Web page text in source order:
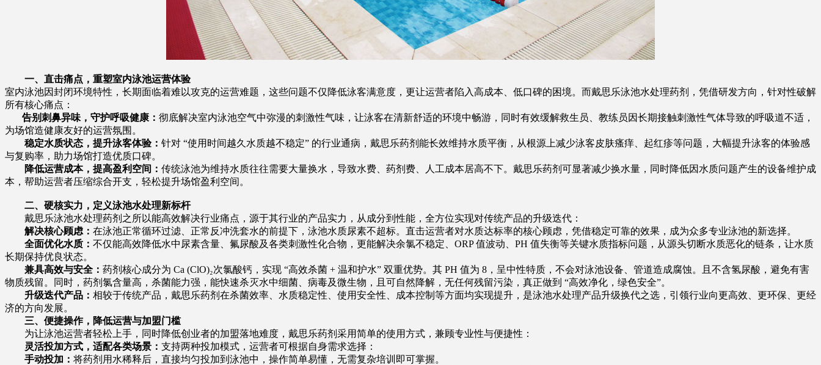
一、直击痛点，重塑室内泳池运营体验
室内泳池因封闭环境特性，长期面临着难以攻克的运营难题，这些问题不仅降低泳客满意度，更让运营者陷入高成本、低口碑的困境。而戴思乐泳池水处理药剂，凭借研发方向，针对性破解
所有核心痛点：
告别刺鼻异味，守护呼吸健康： 彻底解决室内泳池空气中弥漫的刺激性气味，让泳客在清新舒适的环境中畅游，同时有效缓解救生员、教练员因长期接触刺激性气体导致的呼吸道不适，
为场馆造健康友好的运营氛围。
稳定水质状态，提升泳客体验： 针对 “使用时间越久水质越不稳定” 的行业通病，戴思乐药剂能长效维持水质平衡，从根源上减少泳客皮肤瘙痒、起红疹等问题，大幅提升泳客的体验感
与复购率，助力场馆打造优质口碑。
降低运营成本，提高盈利空间： 传统泳池为维持水质往往需要大量换水，导致水费、药剂费、人工成本居高不下。戴思乐药剂可显著减少换水量，同时降低因水质问题产生的设备维护成
本，帮助运营者压缩综合开支，轻松提升场馆盈利空间。
二、硬核实力，定义泳池水处理新标杆
戴思乐泳池水处理药剂之所以能高效解决行业痛点，源于其行业的产品实力，从成分到性能，全方位实现对传统产品的升级迭代：
解决核心顾虑： 在泳池正常循环过滤、正常反冲洗套水的前提下，泳池水质尿素不超标。直击运营者对水质达标率的核心顾虑，凭借稳定可靠的效果，成为众多专业泳池的新选择。
全面优化水质： 不仅能高效降低水中尿素含量、氟尿酸及各类刺激性化合物，更能解决余氯不稳定、ORP 值波动、PH 值失衡等关键水质指标问题，从源头切断水质恶化的链条，让水质
长期保持优良状态。
兼具高效与安全： 药剂核心成分为 Ca (ClO)₂次氯酸钙，实现 “高效杀菌 + 温和护水” 双重优势。其 PH 值为 8，呈中性特质，不会对泳池设备、管道造成腐蚀。且不含氢尿酸，避免有害
物质残留。同时，药剂氯含量高，杀菌能力强，能快速杀灭水中细菌、病毒及微生物，且可自然降解，无任何残留污染，真正做到 “高效净化，绿色安全”。
升级迭代产品： 相较于传统产品，戴思乐药剂在杀菌效率、水质稳定性、使用安全性、成本控制等方面均实现提升，是泳池水处理产品升级换代之选，引领行业向更高效、更环保、更经
济的方向发展。
三、便捷操作，降低运营与加盟门槛
为让泳池运营者轻松上手，同时降低创业者的加盟落地难度，戴思乐药剂采用简单的使用方式，兼顾专业性与便捷性：
灵活投加方式，适配各类场景： 支持两种投加模式，运营者可根据自身需求选择：
手动投加： 将药剂用水稀释后，直接均匀投加到泳池中，操作简单易懂，无需复杂培训即可掌握。